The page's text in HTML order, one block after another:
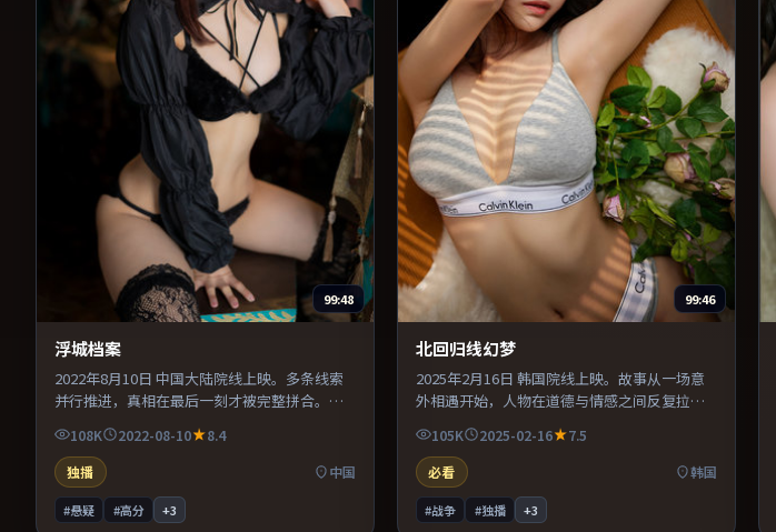
99:48
浮城档案
2022年8月10日 中国大陆院线上映。多条线索
并行推进，真相在最后一刻才被完整拼合。主
演之间的化学反应自然可信，对手戏张力贯穿
全片。推荐给偏爱群像戏与命运母题的影迷。
108K 2022-08-10
8.4
独播
中国
#悬疑 #高分 +3
99:46
北回归线幻梦
2025年2月16日 韩国院线上映。故事从一场意
外相遇开始，人物在道德与情感之间反复拉
扯。配乐与声场设计突出环境质感，使观众更
易沉浸其中。推荐给偏爱群像戏与命运母题的
影迷。
105K 2025-02-16
7.5
必看
韩国
#战争 #独播 +3